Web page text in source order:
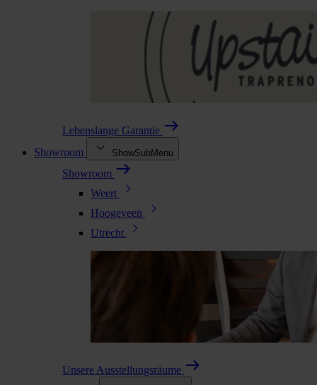
Lebenslange Garantie
Showroom
ShowSubMenu
Showroom
Weert
Hoogeveen
Utrecht
Unsere Ausstellungsräume